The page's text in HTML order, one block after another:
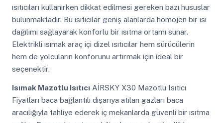
ısıtıcıları kullanırken dikkat edilmesi gereken bazı hususlar
bulunmaktadır. Bu ısıtıcılar geniş alanlarda homojen bir ısı
dağılımı sağlayarak konforlu bir ısıtma ortamı sunar.
Elektrikli ısımak araç içi dizel ısıtıcılar hem sürücülerin
hem de yolcuların konforunu artırmak için ideal bir
seçenektir.
Isımak Mazotlu IsıtıcıAİRSKY X30 Mazotlu Isıtıcı
Fiyatları baca bağlantılı dışarıya atılan gazları baca
aracılığıyla tahliye ederek iç mekanlarda güvenli bir ısıtma